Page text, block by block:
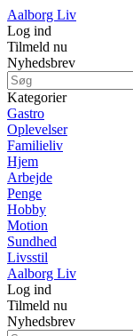
Aalborg Liv
Log ind
Tilmeld nu
Nyhedsbrev
Kategorier
Gastro
Oplevelser
Familieliv
Hjem
Arbejde
Penge
Hobby
Motion
Sundhed
Livsstil
Aalborg Liv
Log ind
Tilmeld nu
Nyhedsbrev